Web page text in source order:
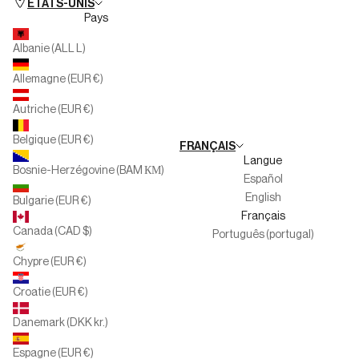
Personal Shopper Collection
Silbon Seconde Vie
Multimarque
Familles nombreuses
Canal de l'informateur
ÉTATS-UNIS
Pays
Albanie (ALL L)
Allemagne (EUR €)
Autriche (EUR €)
Belgique (EUR €)
Bosnie-Herzégovine (BAM КМ)
Bulgarie (EUR €)
Canada (CAD $)
Chypre (EUR €)
Croatie (EUR €)
Danemark (DKK kr.)
Espagne (EUR €)
FRANÇAIS
Langue
Español
English
Français
Português (portugal)